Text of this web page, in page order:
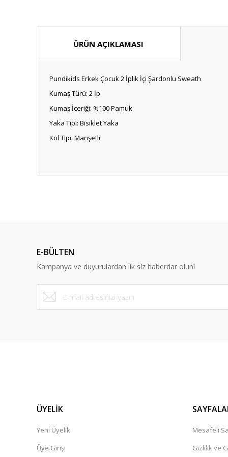
ÜRÜN AÇIKLAMASI
Pundikids Erkek Çocuk 2 İplik İçi Şardonlu Sweath
Kumaş Türü: 2 İp
Kumaş İçeriği: %100 Pamuk
Yaka Tipi: Bisiklet Yaka
Kol Tipi: Manşetli
Ürün bilgilerinde hatalar bulunuyor.
Ürün fiyatı diğer sitelerden daha pahalı.
Bu ürüne benzer farklı alternatifler olmalı.
E-BÜLTEN
Kampanya ve duyurulardan ilk siz haberdar olun!
ÜYELİK
Yeni Üyelik
Üye Girişi
Mesafeli
Gizlilik ve